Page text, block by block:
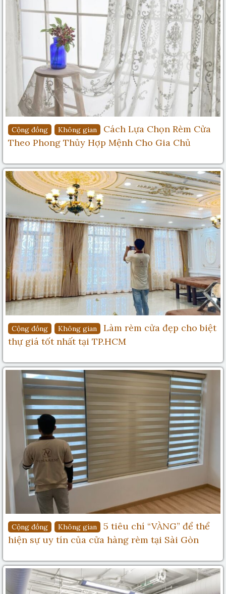
Cộng đồng Không gian
5 tiêu chí “VÀNG” để thể
hiện sự uy tín của cửa hàng rèm tại Sài Gòn
Cộng đồng Không gian
Làm rèm cửa đẹp cho biệt
thự giá tốt nhất tại TP.HCM
Cộng đồng Không gian
Cách Lựa Chọn Rèm Cửa
Theo Phong Thủy Hợp Mệnh Cho Gia Chủ